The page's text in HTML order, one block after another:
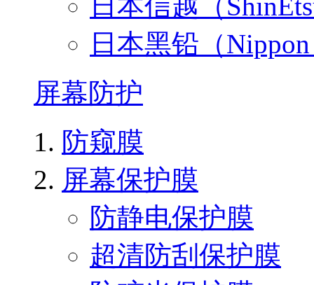
日本黑铅（
屏幕防护
防窥膜
屏幕保护膜
防静电保护膜
超清防刮保护膜